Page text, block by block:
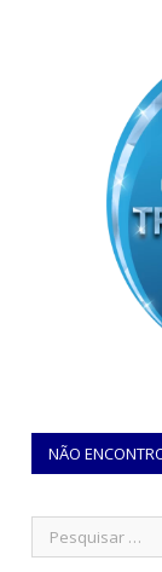
NÃO